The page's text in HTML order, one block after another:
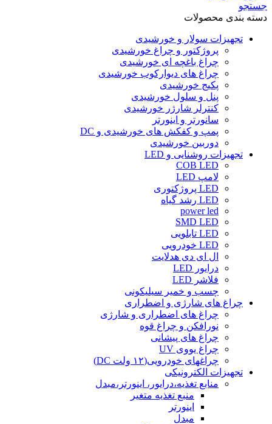
جستجو
دسته بندی محصولات
تجهیزات سولار و خورشیدی
پروژکتور و چراغ خورشیدی
چراغ باغچه ای خورشیدی
چراغ های دیوارکوب خورشیدی
پکیج خورشیدی
پنل و سلول خورشیدی
کنترلر شارژر خورشیدی
سانورتر و اینورتر
پمپ و کفکش های خورشیدی و DC
دوربین خورشیدی
تجهیزات روشنایی و LED
COB LED
لامپ LED
LED پروژکتوری
LED رشد گیاه
power led
SMD LED
LED تابلویی
LED خودرویی
ال ای دی هدلایت
درایور LED
فلاشر LED
چسب و خمیر سیلیکونی
چراغ های شارژی و اضطراری
چراغ های اضطراری و شارژی
نورافکن و چراغ قوه
چراغ های پیشانی
چراغ یووی UV
چراغهای خودرویی(۱۲ ولت DC)
تجهیزات الکترونیکی
منابع تغذیه،درایور، اینورتر،مبدل
منبع تغذیه متغیر
اینورتر
مبدل